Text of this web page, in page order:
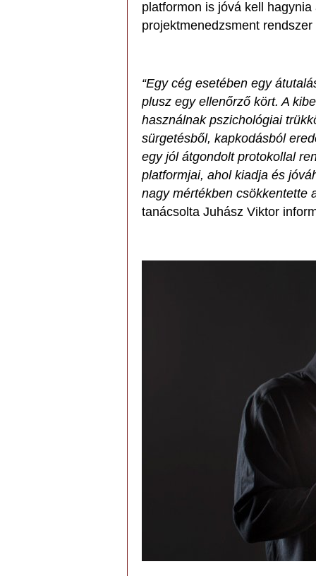
platformon is jóvá kell
projektmenedzsment
“Egy cég esetében egy
plusz egy ellenőrző kört. A
használnak pszichológiai
sürgetésből, kapkodásból
egy jól átgondolt protokollal
platformjai, ahol kiadja és
nagy mértékben csökkentette
tanácsolta Juhász Viktor